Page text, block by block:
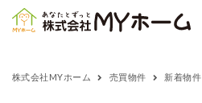
株式会社MYホーム 売買物件 新着物件